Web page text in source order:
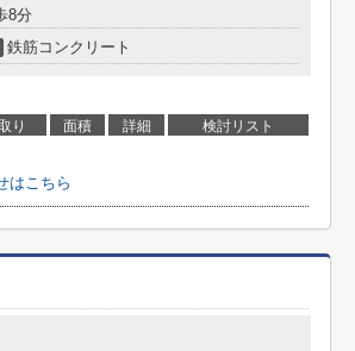
8分
鉄筋コンクリート
り 面積 詳細 検討リスト
はこちら